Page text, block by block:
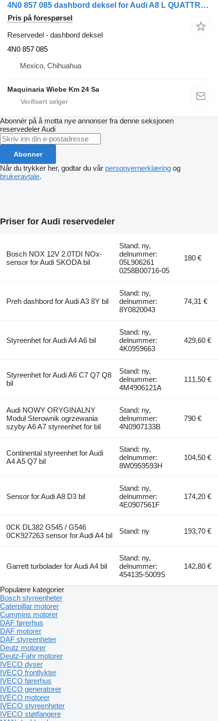
4N0 857 085 dashbord deksel for Audi A8 L QUATTRO 55 TFSI bil
Pris på forespørsel
Reservedel - dashbord deksel
4N0 857 085
Mexico, Chihuahua
Maquinaria Wiebe Km 24 Sa
Abonnér på å motta nye annonser fra denne seksjonen
reservedelerAudi
Abonner
Når du trykker her, godtar du vår personvernerklæring og
brukeravtale.
Priser for Audi reservedeler
Bosch NOX 12V 2.0TDI NOx-
sensor for Audi SKODA bil
Stand: ny,
delnummer:
05L906261
0258B00716-05
180 €
Preh dashbord for Audi A3 8Y bil
Stand: ny,
delnummer:
8Y0820043
74,31 €
Styreenhet for Audi A4 A6 bil
Stand: ny,
delnummer:
4K0959663
429,60 €
Styreenhet for Audi A6 C7 Q7 Q8
bil
Stand: ny,
delnummer:
4M4906121A
111,50 €
Audi NOWY ORYGINALNY
Moduł Sterownik ogrzewania
szyby A6 A7 styreenhet for bil
Stand: ny,
delnummer:
4N0907133B
790 €
Continental styreenhet for Audi
A4 A5 Q7 bil
Stand: ny,
delnummer:
8W0959593H
104,50 €
Sensor for Audi A8 D3 bil
Stand: ny,
delnummer:
4E0907561F
174,20 €
0CK DL382 G545 / G546
0CK927263 sensor for Audi A4 bil
Stand: ny 193,70 €
Garrett turbolader for Audi A4 bil
Stand: ny,
delnummer:
454135-5009S
142,80 €
Populære kategorier
Bosch styreenheter
Caterpillar motorer
Cummins motorer
DAF førerhus
DAF motorer
DAF styreenheter
Deutz motorer
Deutz-Fahr motorer
IVECO dyser
IVECO frontlykter
IVECO førerhus
IVECO generatorer
IVECO motorer
IVECO styreenheter
IVECO støtfangere